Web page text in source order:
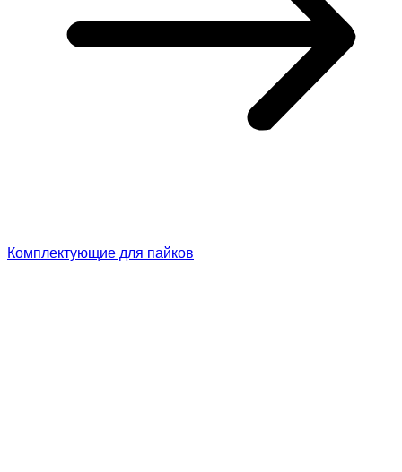
Комплектующие для пайков